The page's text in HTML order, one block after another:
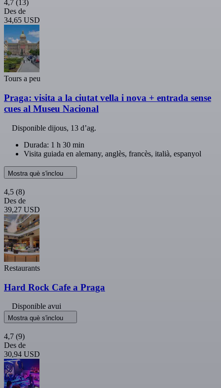
4,7 (13)
Des de
34,65 USD
Tours a peu
Praga: visita a la ciutat vella i nova + entrada sense
cues al Museu Nacional
Disponible dijous, 13 d’ag.
Durada: 1 h 30 min
Visita guiada en alemany, anglès, francès, italià, espanyol
Mostra què s'inclou
4,5 (8)
Des de
39,27 USD
Restaurants
Hard Rock Cafe a Praga
Disponible avui
Mostra què s'inclou
4,7 (9)
Des de
30,94 USD